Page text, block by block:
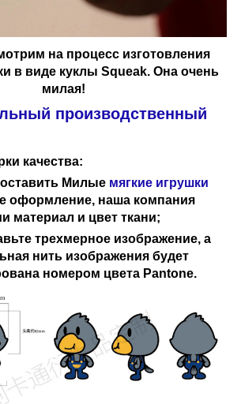
на процесс изготовления
в виде куклы Squeak. Она очень
милая!
производственный
качества:
Милые мягкие игрушки
оформление, наша компания
материал и цвет ткани;
трехмерное изображение, а
нить изображения будет
номером цвета Pantone.